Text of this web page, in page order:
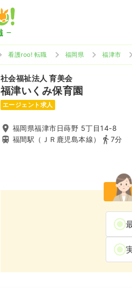
看護roo! 転職 福岡県 福津市
社会福祉法人 育美会
福津いくみ保育園
エージェント求人
福岡県福津市日蒔野 5丁目14-8
福間駅（ＪＲ鹿児島本線）
7分